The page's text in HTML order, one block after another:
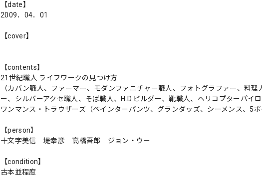
【date】
2009．04．01
【cover】
【contents】
21世紀職人 ライフワークの見つけ方
（カバン職人、ファーマー、モダンファニチャー職人、フォトグラファー、料
ー、シルバーアクセ職人、そば職人、H.D.ビルダー、靴職人、ヘリコプターパイ
ワンマンス・トラウザーズ（ペインターパンツ、グランダッズ、シーメンス、5
【person】
十文字美信 堤幸彦 高橋吾郎 ジョン・ウー
【condition】
古本並程度